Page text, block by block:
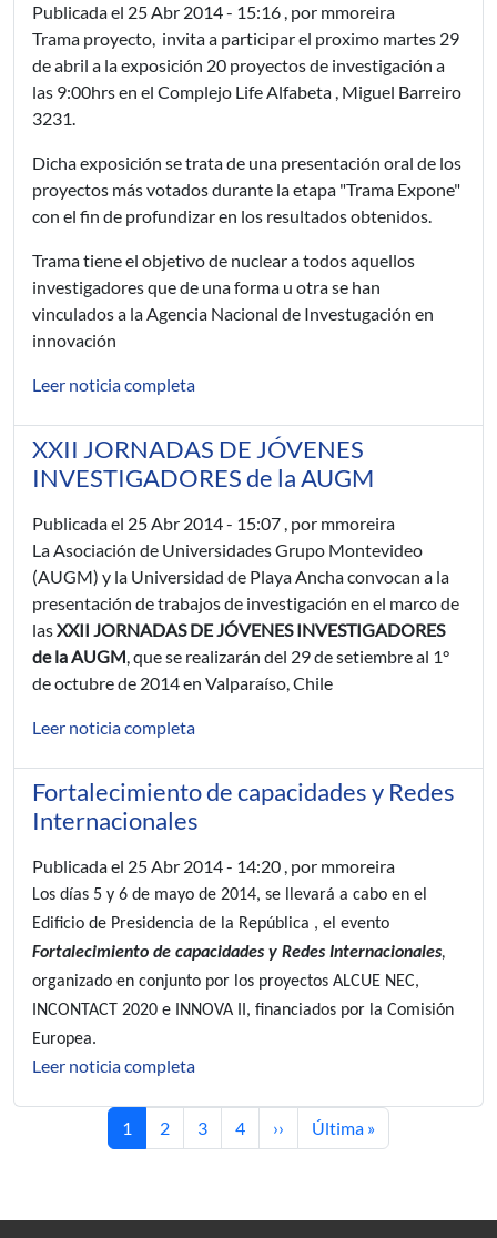
Publicada el 25 Abr 2014 - 15:16 , por mmoreira
Trama proyecto, invita a participar el proximo martes 29
de abril a la exposición 20 proyectos de investigación a
las 9:00hrs en el Complejo Life Alfabeta , Miguel Barreiro
3231.
Dicha exposición se trata de una presentación oral de los
proyectos más votados durante la etapa "Trama Expone"
con el fin de profundizar en los resultados obtenidos.
Trama tiene el objetivo de nuclear a todos aquellos
investigadores que de una forma u otra se han
vinculados a la Agencia Nacional de Investugación en
innovación
Leer noticia completa
XXII JORNADAS DE JÓVENES
INVESTIGADORES de la AUGM
Publicada el 25 Abr 2014 - 15:07 , por mmoreira
La Asociación de Universidades Grupo Montevideo
(AUGM) y la Universidad de Playa Ancha convocan a la
presentación de trabajos de investigación en el marco de
lasXXII JORNADAS DE JÓVENES INVESTIGADORES
de la AUGM, que se realizarán del 29 de setiembre al 1°
de octubre de 2014 en Valparaíso, Chile
Leer noticia completa
Fortalecimiento de capacidades y Redes
Internacionales
Publicada el 25 Abr 2014 - 14:20 , por mmoreira
Los días 5 y 6 de mayo de 2014, se llevará a cabo en el
Edificio de Presidencia de la República , el evento
Fortalecimiento de capacidades y Redes Internacionales,
organizado en conjunto por los proyectos ALCUE NEC,
INCONTACT 2020 e INNOVA II, financiados por la Comisión
Europea.
Leer noticia completa
Página actual
1 Página
2 Página
3 Página
4 Siguiente página
›› Última página
Última »